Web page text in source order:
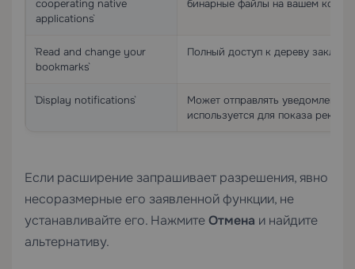
cooperating native
applications`
бинарные файлы на вашем
`Read and change your
bookmarks`
Полный доступ к дереву
`Display notifications`
Может отправлять уведомления
используется для показа
Если расширение запрашивает разрешения, явно
несоразмерные его заявленной функции, не
устанавливайте его. НажмитеОтмена и найдите
альтернативу.